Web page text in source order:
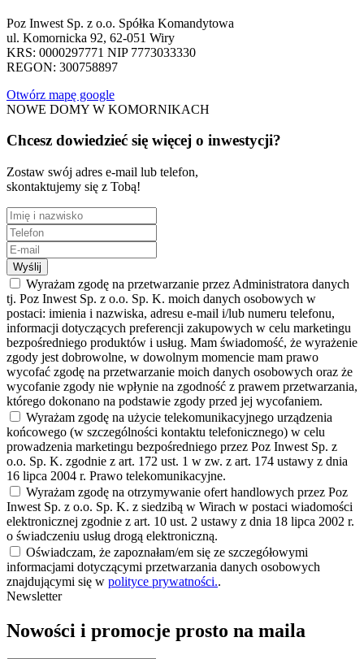
Poz Inwest Sp. z o.o. Spółka Komandytowa
ul. Komornicka 92, 62-051 Wiry
KRS: 0000297771 NIP 7773033330
REGON: 300758897
Otwórz mapę google
NOWE DOMY W KOMORNIKACH
Chcesz dowiedzieć się więcej o inwestycji?
Zostaw swój adres e-mail lub telefon,
skontaktujemy się z Tobą!
Wyślij
Wyrażam zgodę na przetwarzanie przez Administratora danych
tj. Poz Inwest Sp. z o.o. Sp. K. moich danych osobowych w
postaci: imienia i nazwiska, adresu e-mail i/lub numeru telefonu,
informacji dotyczących preferencji zakupowych w celu marketingu
bezpośredniego produktów i usług. Mam świadomość, że wyrażenie
zgody jest dobrowolne, w dowolnym momencie mam prawo
wycofać zgodę na przetwarzanie moich danych osobowych oraz że
wycofanie zgody nie wpłynie na zgodność z prawem przetwarzania,
którego dokonano na podstawie zgody przed jej wycofaniem.
Wyrażam zgodę na użycie telekomunikacyjnego urządzenia
końcowego (w szczególności kontaktu telefonicznego) w celu
prowadzenia marketingu bezpośredniego przez Poz Inwest Sp. z
o.o. Sp. K. zgodnie z art. 172 ust. 1 w zw. z art. 174 ustawy z dnia
16 lipca 2004 r. Prawo telekomunikacyjne.
Wyrażam zgodę na otrzymywanie ofert handlowych przez Poz
Inwest Sp. z o.o. Sp. K. z siedzibą w Wirach w postaci wiadomości
elektronicznej zgodnie z art. 10 ust. 2 ustawy z dnia 18 lipca 2002 r.
o świadczeniu usług drogą elektroniczną.
Oświadczam, że zapoznałam/em się ze szczegółowymi
informacjami dotyczącymi przetwarzania danych osobowych
znajdującymi się w polityce prywatności..
Newsletter
Nowości i promocje prosto na maila